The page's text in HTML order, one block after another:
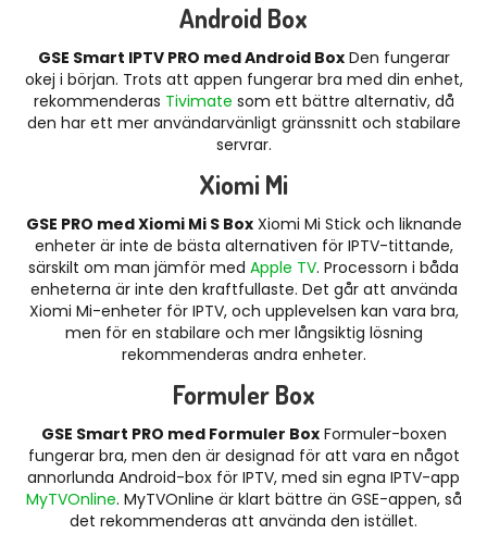
Android Box
GSE Smart IPTV PRO med Android BoxDen fungerar
okej i början. Trots att appen fungerar bra med din enhet,
rekommenderas Tivimate som ett bättre alternativ, då
den har ett mer användarvänligt gränssnitt och stabilare
servrar.
Xiomi Mi
GSE PRO med Xiomi Mi S BoxXiomi Mi Stick och liknande
enheter är inte de bästa alternativen för IPTV-tittande,
särskilt om man jämför med Apple TV. Processorn i båda
enheterna är inte den kraftfullaste. Det går att använda
Xiomi Mi-enheter för IPTV, och upplevelsen kan vara bra,
men för en stabilare och mer långsiktig lösning
rekommenderas andra enheter.
Formuler Box
GSE Smart PRO med Formuler BoxFormuler-boxen
fungerar bra, men den är designad för att vara en något
annorlunda Android-box för IPTV, med sin egna IPTV-app
MyTVOnline. MyTVOnline är klart bättre än GSE-appen, så
det rekommenderas att använda den istället.